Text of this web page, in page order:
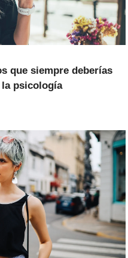
que siempre deberías
psicología